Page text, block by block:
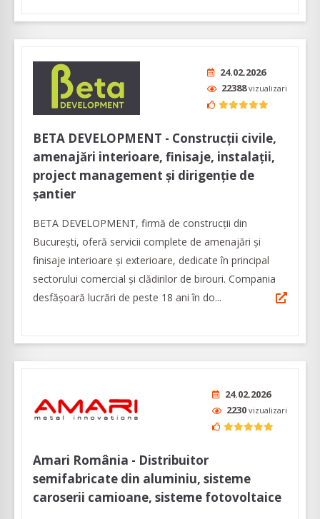
24.02.2026
22388vizualizari
BETA DEVELOPMENT - Construcții civile,
amenajări interioare, finisaje, instalații,
project management și dirigenție de
șantier
BETA DEVELOPMENT, firmă de construcții din
București, oferă servicii complete de amenajări și
finisaje interioare și exterioare, dedicate în principal
sectorului comercial și clădirilor de birouri. Compania
desfășoară lucrări de peste 18 ani în do...
24.02.2026
2230 vizualizari
Amari România - Distribuitor
semifabricate din aluminiu, sisteme
caroserii camioane, sisteme fotovoltaice